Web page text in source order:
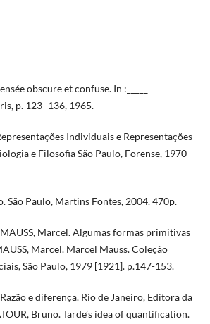
obscure et confuse. In :_____
p. 123- 136, 1965.
Individuais e Representações
e Filosofia São Paulo, Forense, 1970
São Paulo, Martins Fontes, 2004. 470p.
Marcel. Algumas formas primitivas
Marcel. Marcel Mauss. Coleção
São Paulo, 1979 [1921]. p.147-153.
e diferença. Rio de Janeiro, Editora da
Bruno. Tarde’s idea of quantification.